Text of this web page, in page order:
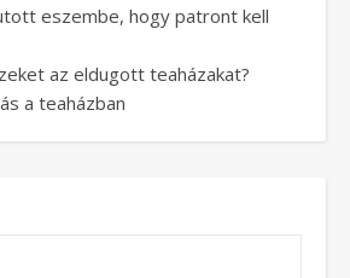
eszembe, hogy patront kell
az eldugott teaházakat?
a teaházban